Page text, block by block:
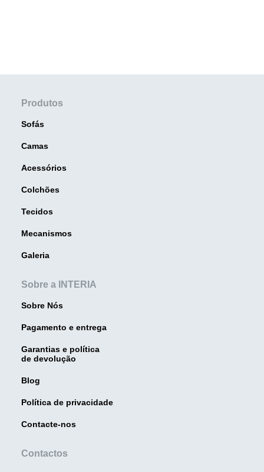
Produtos
Sofás
Camas
Acessórios
Colchões
Tecidos
Mecanismos
Galeria
Sobre a INTERIA
Sobre Nós
Pagamento e entrega
Garantias e política
de devolução
Blog
Política de privacidade
Contacte-nos
Contactos